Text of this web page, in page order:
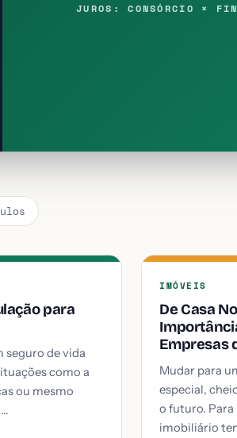
JUROS: CONSÓRCIO ×
para
seguro de vida
como a
ou mesmo
IMÓVEIS
De Casa
Empresas
Mudar para
especial,
o futuro. Para
imobiliário